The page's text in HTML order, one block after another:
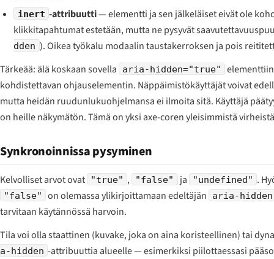
inert -attribuutti— elementti ja sen jälkeläiset eivät ole
klikkitapahtumat estetään, mutta ne pysyvät
dden ). Oikea työkalu modaalin taustakerroksen ja pois
Tärkeää: älä koskaan sovella
aria-hidden="true"
kohdistettavan ohjauselementin. Näppäimistökäyttäjät voivat
mutta heidän ruudunlukuohjelmansa ei ilmoita sitä. Käyttäjä
on heille näkymätön. Tämä on yksi axe-coren yleisimmistä
Synkronoinnissa pysyminen
Kelvolliset arvot ovat "true" , "false" ja "undefined" .
"false" on olemassa ylikirjoittamaan edeltäjän aria-hidden
tarvitaan käytännössä harvoin.
Tila voi olla staattinen (kuvake, joka on aina koristeellinen) tai
a-hidden -attribuuttia alueelle — esimerkiksi piilottaessasi